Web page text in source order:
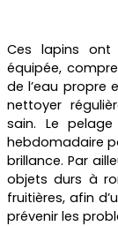
Ces lapins ont
équipée,
de l’eau propre
nettoyer
sain. Le
hebdomadaire
brillance. Par
objets durs à
fruitières, afin
prévenir les